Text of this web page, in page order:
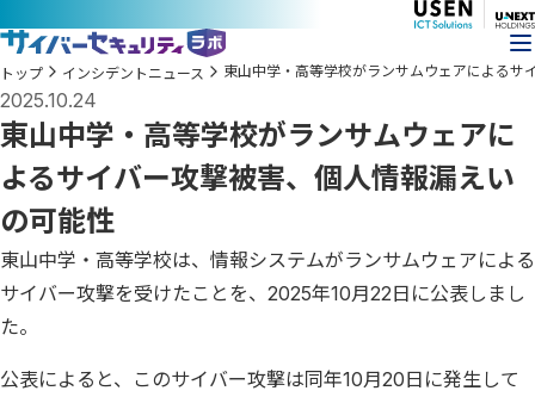
トップ インシデントニュース 東山中学・高等学校がランサムウェアによるサ
2025.10.24
東山中学・高等学校がランサムウェアに
よるサイバー攻撃被害、個人情報漏えい
の可能性
東山中学・高等学校は、情報システムがランサムウェアによる
サイバー攻撃を受けたことを、2025年10月22日に公表しまし
た。
公表によると、このサイバー攻撃は同年10月20日に発生して